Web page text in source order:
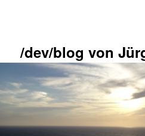
/dev/blog von